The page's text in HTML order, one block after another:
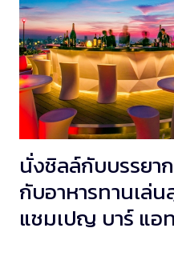
นั่งชิลล์กับบรรยา
กับอาหารทานเล่
แชมเปญ บาร์ แอ